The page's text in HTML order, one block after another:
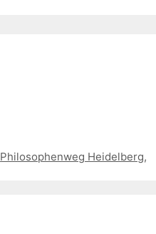
Philosophenweg Heidelberg,